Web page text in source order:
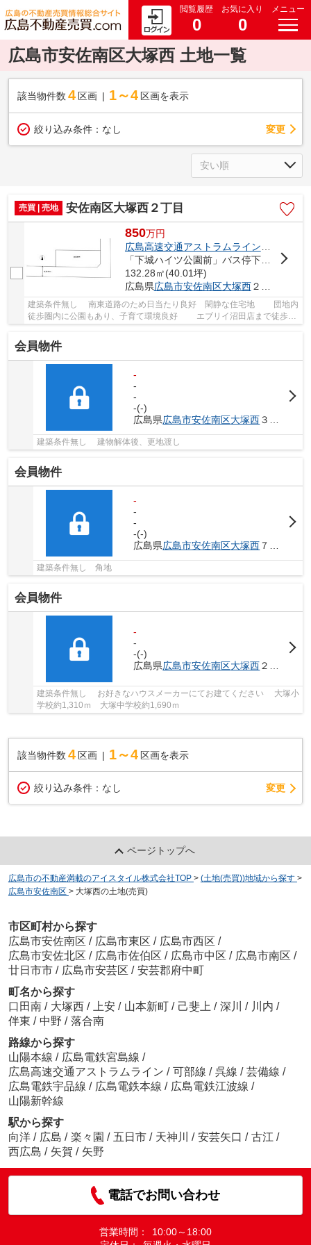
閲覧履歴
0
お気に入り
0
メニュー
広島市安佐南区大塚西 土地一覧
該当物件数 4 区画 1～4 区画を表示
絞り込み条件： なし 変更
売買 | 売地 安佐南区大塚西２丁目
850万円
広島高速交通アストラムライン
「
「下城ハイツ公園前」バス停下車 徒歩4分
132.28㎡(40.01坪)
広島県広島市安佐南区大塚西２丁目39-
建築条件無し 南東道路のため日当たり良好 閑静な住宅地 団地内
徒歩圏内に公園もあり、子育て環境良好 エブリイ沼田店まで徒歩12
会員物件
-
-
-
-(-)
広島県広島市安佐南区大塚西３丁目6-
建築条件無し 建物解体後、更地渡し
会員物件
-
-
-
-(-)
広島県広島市安佐南区大塚西 ７丁目6-
建築条件無し 角地
会員物件
-
-
-(-)
広島県広島市安佐南区大塚西２丁目33-
建築条件無し お好きなハウスメーカーにてお建てください 大塚小
学校約1,310ｍ 大塚中学校約1,690ｍ
該当物件数 4 区画 1～4 区画を表示
絞り込み条件： なし 変更
ページトップへ
広島市の不動産満載のアイスタイル株式会社TOP > (土地(売買))地域から探す >
広島市安佐南区 > 大塚西の土地(売買)
市区町村から探す
広島市安佐南区 / 広島市東区 / 広島市西区 /
広島市安佐北区 / 広島市佐伯区 / 広島市中区 / 広島市南区 /
廿日市市 / 広島市安芸区 / 安芸郡府中町
町名から探す
口田南 / 大塚西 / 上安 / 山本新町 / 己斐上 / 深川 / 川内 /
伴東 / 中野 / 落合南
路線から探す
山陽本線 / 広島電鉄宮島線 /
広島高速交通アストラムライン / 可部線 / 呉線 / 芸備線 /
広島電鉄宇品線 / 広島電鉄本線 / 広島電鉄江波線 /
山陽新幹線
駅から探す
向洋 / 広島 / 楽々園 / 五日市 / 天神川 / 安芸矢口 / 古江 /
西広島 / 矢賀 / 矢野
電話でお問い合わせ
営業時間：
10:00～18:00